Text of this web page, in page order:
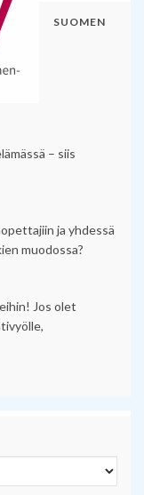
SUOMEN
– siis
ja yhdessä
muodossa?
Jos olet